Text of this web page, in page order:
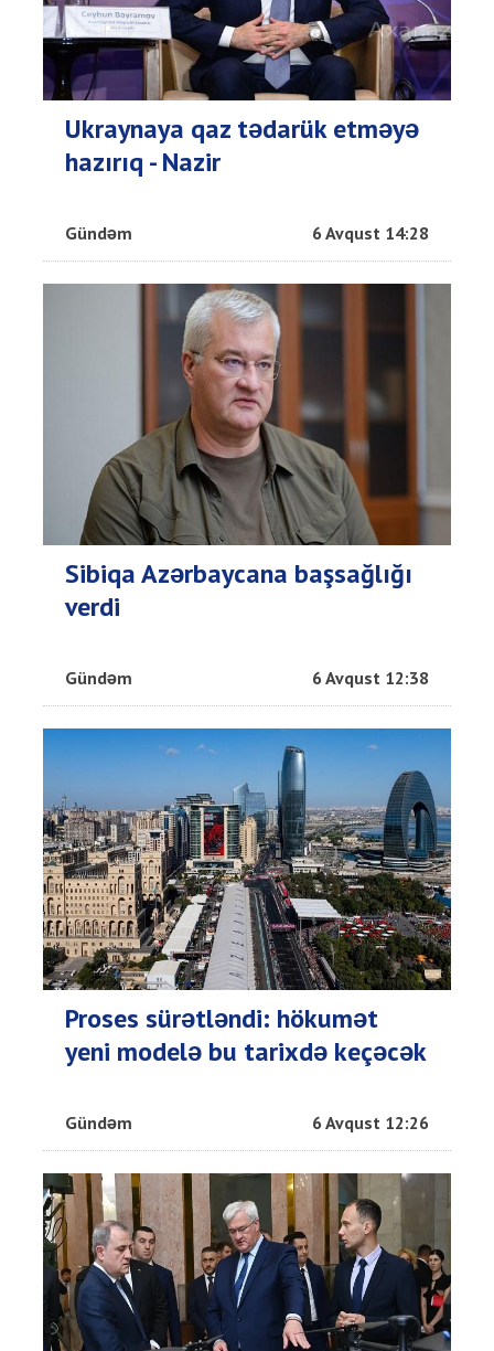
Ukraynaya qaz tədarük etməyə
hazırıq - Nazir
Gündəm 6 Avqust 14:28
Sibiqa Azərbaycana başsağlığı
verdi
Gündəm 6 Avqust 12:38
Proses sürətləndi: hökumət
yeni modelə bu tarixdə keçəcək
Gündəm 6 Avqust 12:26